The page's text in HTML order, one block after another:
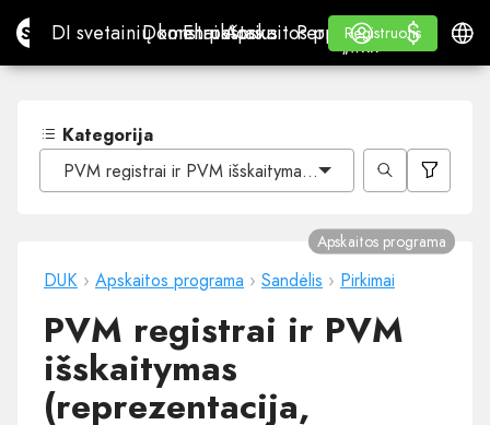
Site.proDI svetainių konstruktorius
DI svetainių konstruktorius
Domenai
DomenaiEl. paštas
El. paštasApskaitos programa
Apskaitos programa
Perpardavėjams
„WHITE LABEL“
Mokymasis
Mokymasis
Registruotis
Registruotis
Prisijungti
$
$
Kategorija
PVM registrai ir PVM išskaitymas (reprezentacija,
DUK › Apskaitos programa › Sandėlis › Pirkimai
Apskaitos programa
PVM registrai ir PVM
išskaitymas
(reprezentacija,